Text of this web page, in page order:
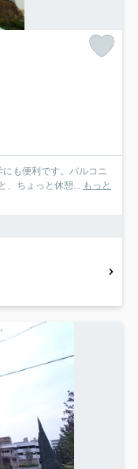
も便利です。バルコニ
、ちょっと休憩...
もっと